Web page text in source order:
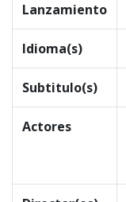
Lanzamiento
Idioma(s)
Subtitulo(s)
Actores